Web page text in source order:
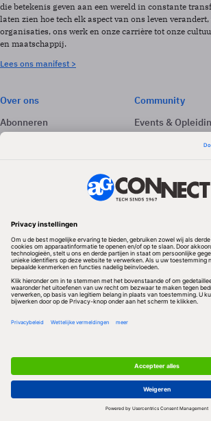
die betekenis geven aan een wereld in constante
laten zien hoe tech elk aspect van ons leven
organisaties, ons werk en onze carrière tot onze
en maatschappij.
Lees ons manifest >
Over ons
Abonneren
Adverteren
Community
Events &
Volg ons
Redactionele partner
Algemene Voorwaarden & Copyrights